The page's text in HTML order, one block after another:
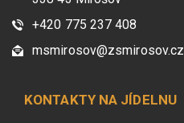
+420 775 237 408
msmirosov@zsmirosov.cz
KONTAKTY NA JÍDELNU